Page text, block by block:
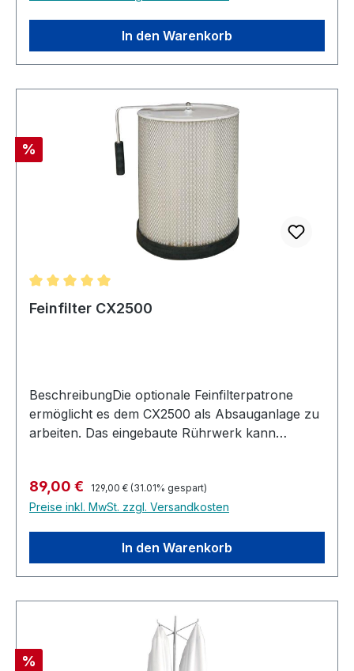
In den Warenkorb
Rabatt
%
Durchschnittliche Bewertung von 5 von 5 Sternen
Feinfilter CX2500
BeschreibungDie optionale Feinfilterpatrone
ermöglicht es dem CX2500 als Absauganlage zu
arbeiten. Das eingebaute Rührwerk kann
reinigen.
Verkaufspreis:
89,00 € Regulärer Preis:
129,00 € (31.01% gespart)
Preise inkl. MwSt. zzgl. Versandkosten
In den Warenkorb
Rabatt
%